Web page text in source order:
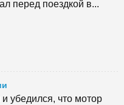
перед поездкой в...
убедился, что мотор